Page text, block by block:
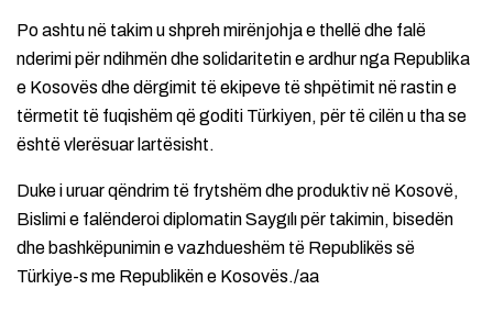
Po ashtu në takim u shpreh mirënjohja e thellë dhe falë​
nderimi për ndihmën dhe solidaritetin e ardhur nga Republika
e Kosovës dhe dërgimit të ekipeve të shpëtimit në rastin e
tërmetit të fuqishëm që goditi Türkiyen, për të cilën u tha se
është vlerësuar lartësisht.
Duke i uruar qëndrim të frytshëm dhe produktiv në Kosovë,
Bislimi e falënderoi diplomatin Saygılı për takimin, bisedën
dhe bashkëpunimin e vazhdueshëm të Republikës së
Türkiye-s me Republikën e Kosovës./aa